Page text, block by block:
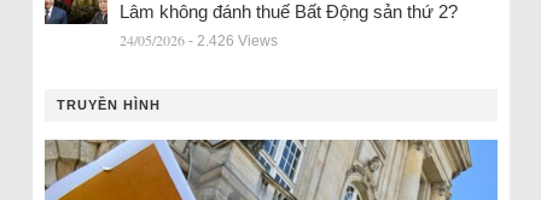
Lâm không đánh thuế Bất Động sản thứ 2?
24/05/2026 - 2.426 Views
TRUYỀN HÌNH